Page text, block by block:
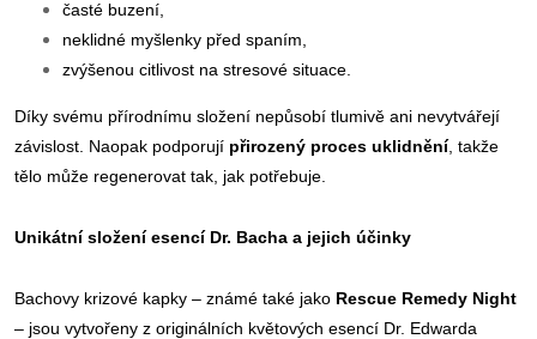
časté buzení,
neklidné myšlenky před spaním,
zvýšenou citlivost na stresové situace.
Díky svému přírodnímu složení nepůsobí tlumivě ani nevytvářejí
závislost. Naopak podporují přirozený proces uklidnění, takže
tělo může regenerovat tak, jak potřebuje.
Unikátní složení esencí Dr. Bacha a jejich účinky
Bachovy krizové kapky – známé také jako Rescue Remedy Night
– jsou vytvořeny z originálních květových esencí Dr. Edwarda